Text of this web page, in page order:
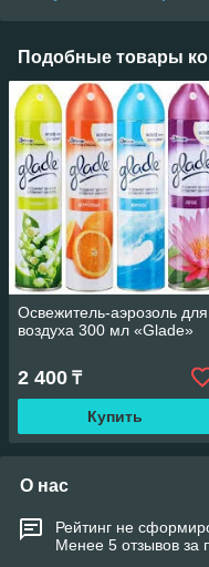
Подобные товары
Освежитель-аэрозоль для
воздуха 300 мл «Glade»
2 400 ₸
Купить
О нас
Рейтинг не
Менее 5 отзывов за